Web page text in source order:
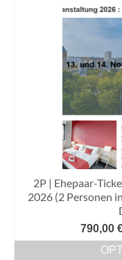
2P | Ehepaar-
2026 (2 Personen
790,00